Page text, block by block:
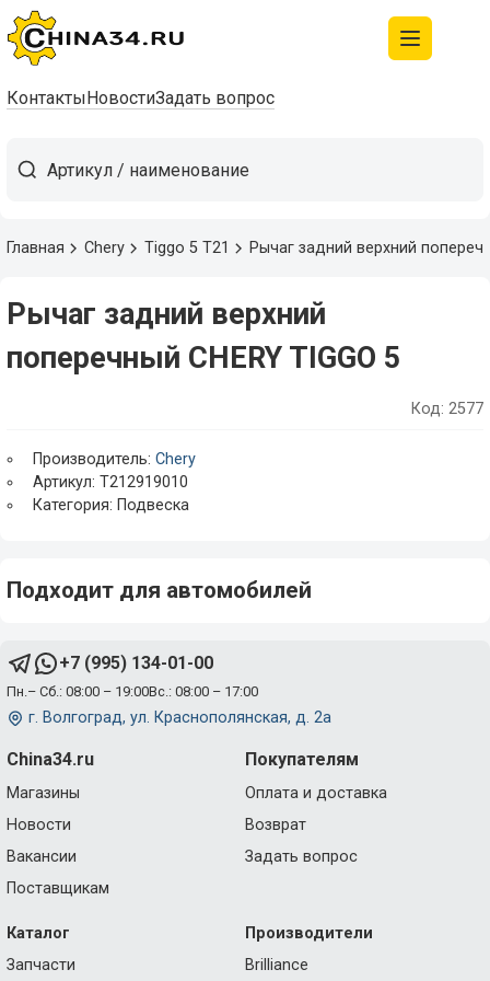
КонтактыНовостиЗадать вопрос
Главная Chery Tiggo 5 T21 Рычаг задний верхний
Рычаг задний верхний
поперечный CHERY TIGGO 5
Код: 2577
Производитель: Chery
Артикул: T212919010
Категория: Подвеска
Подходит для автомобилей
+7 (995) 134-01-00
Пн.– Сб.: 08:00 – 19:00Вс.: 08:00 – 17:00
г. Волгоград, ул. Краснополянская, д. 2а
China34.ru
Магазины
Новости
Вакансии
Поставщикам
Покупателям
Оплата и доставка
Возврат
Задать вопрос
Каталог
Запчасти
Производители
Brilliance